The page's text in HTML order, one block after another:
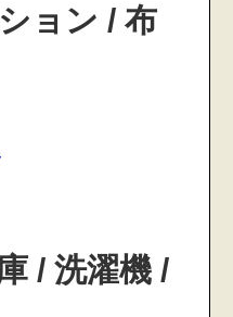
ョン / 布
/ 洗濯機 /